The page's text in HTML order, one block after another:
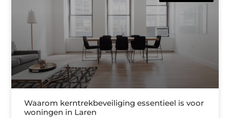
Waarom kerntrekbeveiliging essentieel is voor
woningen in Laren